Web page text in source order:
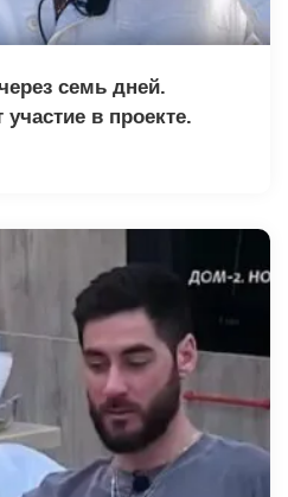
семь дней.
в проекте.